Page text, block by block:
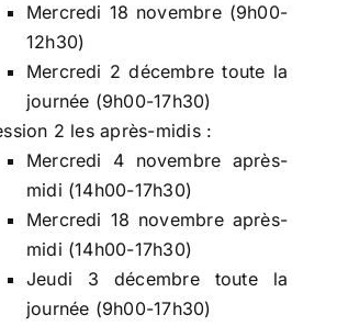
Mercredi 18 novembre (9h00-
12h30)
Mercredi 2 décembre toute la
journée (9h00-17h30)
2 les après-midis :
Mercredi 4 novembre après-
midi (14h00-17h30)
Mercredi 18 novembre après-
midi (14h00-17h30)
Jeudi 3 décembre toute la
journée (9h00-17h30)